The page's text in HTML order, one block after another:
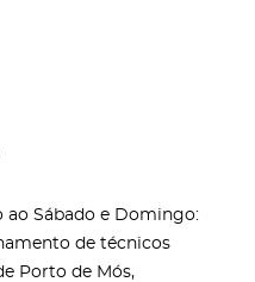
ao Sábado e Domingo:
de técnicos
Porto de Mós,